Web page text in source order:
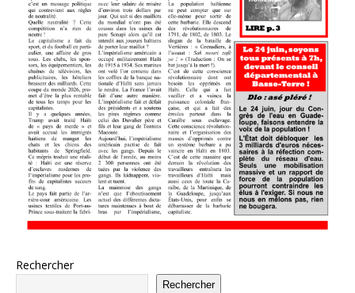
Rechercher
Rechercher